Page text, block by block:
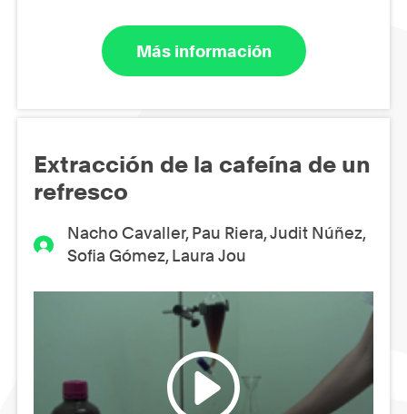
Más información
Extracción de la cafeína de un
refresco
Nacho Cavaller, Pau Riera, Judit Núñez,
Sofia Gómez, Laura Jou